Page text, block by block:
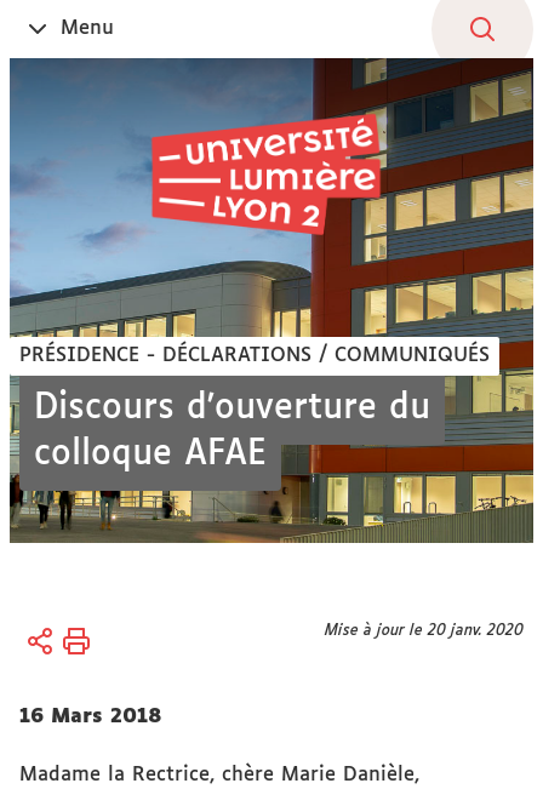
Ouvrir
le
Menu
PRÉSIDENCE - DÉCLARATIONS / COMMUNIQUÉS
Discours d'ouverture du
colloque AFAE
Vous
Accueil
Organisation
Gouvernance
Mise à jour le 20 janv. 2020
16 Mars 2018
Madame la Rectrice, chère Marie Danièle,